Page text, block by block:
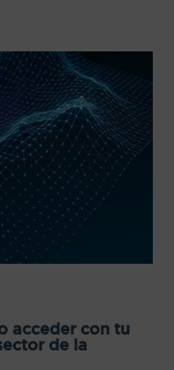
acceder con tu
de la